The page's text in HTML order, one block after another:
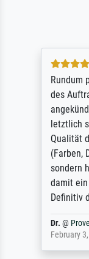
Rundum
des
letztlich
Qualität
(Farben,
sondern
damit
Definitiv
Dr. @
February